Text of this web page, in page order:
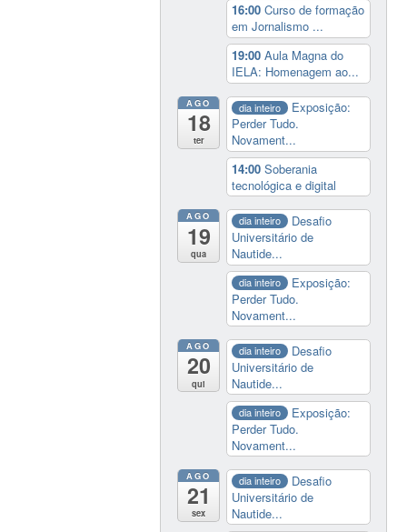
16:00Curso de formação
em Jornalismo ...
19:00Aula Magna do
IELA: Homenagem ao...
AGO
18
ter
dia inteiro
Exposição:
Perder Tudo.
Novament...
14:00Soberania
tecnológica e digital
AGO
19
qua
dia inteiro
Desafio
Universitário de
Nautide...
dia inteiro
Exposição:
Perder Tudo.
Novament...
AGO
20
qui
dia inteiro
Desafio
Universitário de
Nautide...
dia inteiro
Exposição:
Perder Tudo.
Novament...
AGO
21
sex
dia inteiro
Desafio
Universitário de
Nautide...